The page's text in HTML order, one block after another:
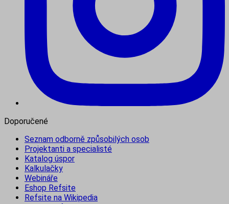
Doporučené
Seznam odborně způsobilých osob
Projektanti a specialisté
Katalog úspor
Kalkulačky
Webináře
Eshop Refsite
Refsite na Wikipedia